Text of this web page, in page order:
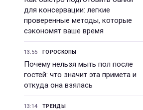
для консервации: легкие
проверенные методы, которые
сэкономят ваше время
13:55 ГОРОСКОПЫ
Почему нельзя мыть пол после
гостей: что значит эта примета и
откуда она взялась
13:14 ТРЕНДЫ